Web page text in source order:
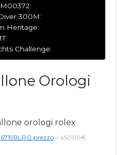
300M:
Heritage:
Challenge:
Orologi
prezzo – 45000€